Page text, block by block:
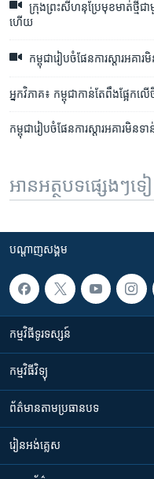
ក្រុង​ព្រះសីហនុ​ប្រែ​មុខមាត់​ថ្មី​
ហើយ
កម្ពុជា​រៀបចំ​ផែនការ​ស្តារ​អ
អ្នក​វិភាគ៖ កម្ពុជា​កាន់​តែ​ពឹង​ផ្អែក​
កម្ពុជា​រៀបចំ​ផែនការ​ស្តារ​អគារ​មិ
អានអត្ថបទផ្សេងៗទ
បណ្តាញ​សង្គម
កម្មវិធី​ទូរទស្សន៍
កម្មវិធី​វិទ្យុ
ព័ត៌មាន​តាមប្រធានបទ​
រៀន​​អង់គ្លេស